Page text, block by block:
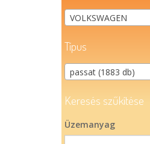
VOLKSWAGEN
Típus
passat (1883 db)
Keresés szűkítése
Üzemanyag